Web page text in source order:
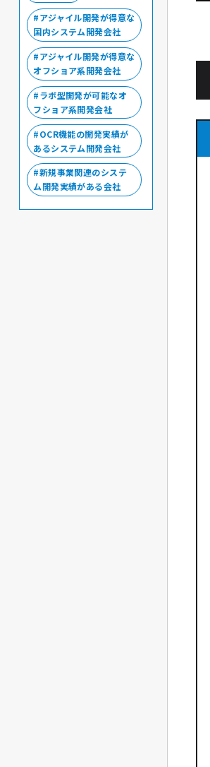
アジャイル開発が得意な
国内システム開発会社
アジャイル開発が得意な
オフショア系開発会社
ラボ型開発が可能なオ
フショア系開発会社
OCR機能の開発実績が
あるシステム開発会社
新規事業関連のシステ
ム開発実績がある会社